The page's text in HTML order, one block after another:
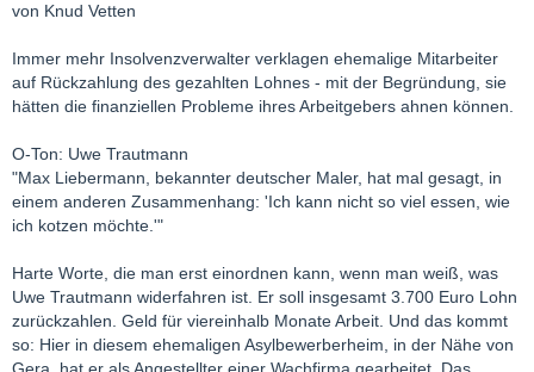
von Knud Vetten
Immer mehr Insolvenzverwalter verklagen ehemalige Mitarbeiter
auf Rückzahlung des gezahlten Lohnes - mit der Begründung, sie
hätten die finanziellen Probleme ihres Arbeitgebers ahnen können.
O-Ton: Uwe Trautmann
"Max Liebermann, bekannter deutscher Maler, hat mal gesagt, in
einem anderen Zusammenhang: 'Ich kann nicht so viel essen, wie
ich kotzen möchte.'"
Harte Worte, die man erst einordnen kann, wenn man weiß, was
Uwe Trautmann widerfahren ist. Er soll insgesamt 3.700 Euro Lohn
zurückzahlen. Geld für viereinhalb Monate Arbeit. Und das kommt
so: Hier in diesem ehemaligen Asylbewerberheim, in der Nähe von